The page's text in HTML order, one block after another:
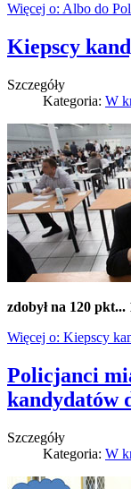
Więcej o: Albo do
Kiepscy
Szczegóły
Kategoria: W
zdobył na 120 pkt...
Więcej o: Kiepscy
Policjanci
kandydatów
Szczegóły
Kategoria: W